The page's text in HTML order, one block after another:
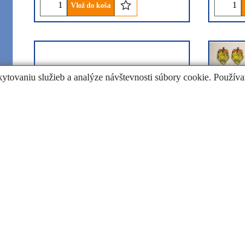
Vlož do koša
služieb a analýze návštevnosti súbory cookie.